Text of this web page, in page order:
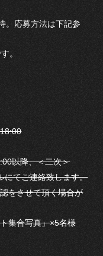
。応募方法は下記参
。
以降、＜二次＞
にてご連絡致します。
をさせて頂く場合が
集合写真」×5名様